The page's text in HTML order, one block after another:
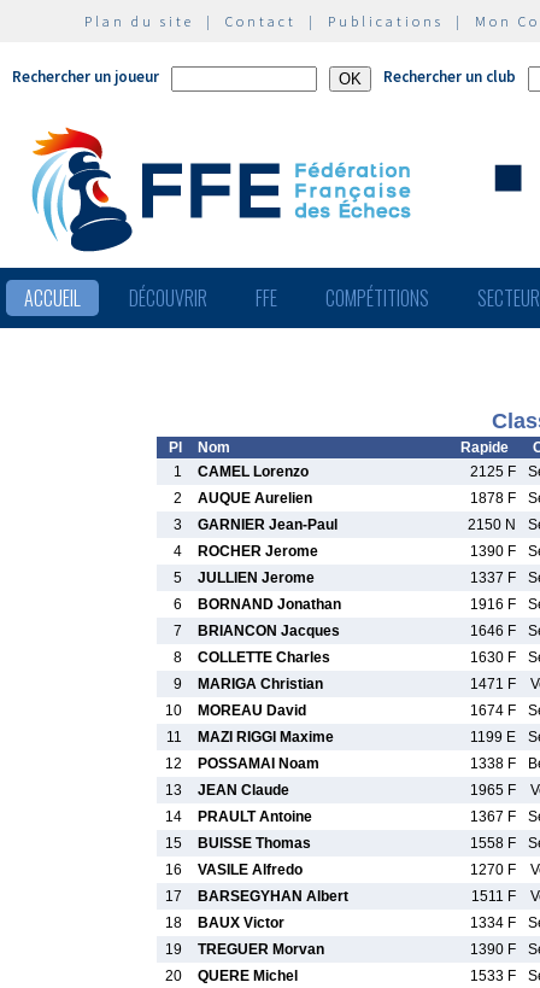
Plan du site | Contact | Publications | Mon
Rechercher un joueur Rechercher un club
ACCUEIL DÉCOUVRIR FFE COMPÉTITIONS
Pl Nom Rapide
1
CAMEL Lorenzo 2125 F
2
AUQUE Aurelien 1878 F
3
GARNIER Jean-Paul 2150 N
4
ROCHER Jerome 1390 F
5
JULLIEN Jerome 1337 F
6
BORNAND Jonathan 1916 F
7
BRIANCON Jacques 1646 F
8
COLLETTE Charles 1630 F
9
MARIGA Christian 1471 F
10
MOREAU David 1674 F
11
MAZI RIGGI Maxime 1199 E
12
POSSAMAI Noam 1338 F
13
JEAN Claude 1965 F
14
PRAULT Antoine 1367 F
15
BUISSE Thomas 1558 F
16
VASILE Alfredo 1270 F
17
BARSEGYHAN Albert 1511 F
18
BAUX Victor 1334 F
19
TREGUER Morvan 1390 F
20
QUERE Michel 1533 F